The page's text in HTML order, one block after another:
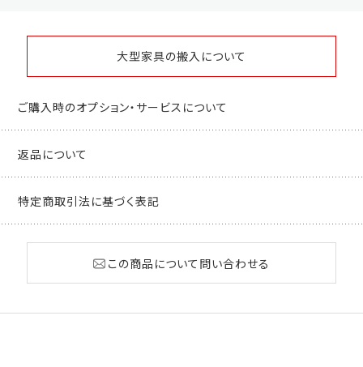
大型家具の搬入について
ご購入時のオプション・サービスについて
返品について
特定商取引法に基づく表記
この商品について問い合わせる